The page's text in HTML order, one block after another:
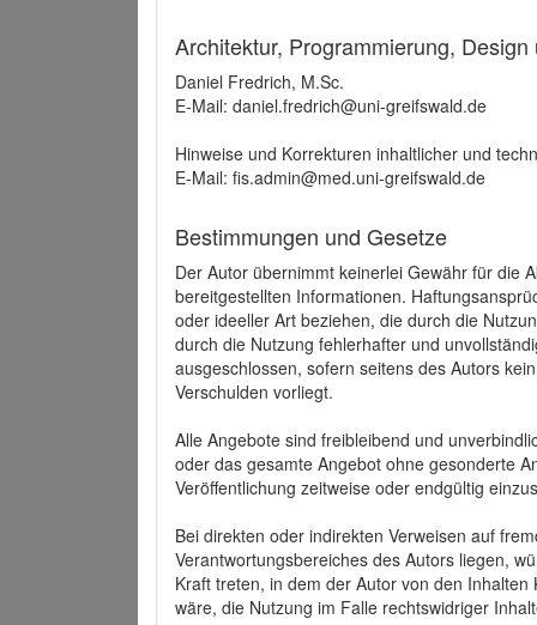
Architektur, Programmierung,
Daniel Fredrich, M.Sc.
E-Mail: daniel.fredrich@uni-greifswald.de
Hinweise und Korrekturen inhaltlicher und
E-Mail: fis.admin@med.uni-greifswald.de
Bestimmungen und Gesetze
Der Autor übernimmt keinerlei Gewähr für die
bereitgestellten Informationen.
oder ideeller Art beziehen, die durch die
durch die Nutzung fehlerhafter und
ausgeschlossen, sofern seitens des Autors
Verschulden vorliegt.
Alle Angebote sind freibleibend und
oder das gesamte Angebot ohne gesonderte
Veröffentlichung zeitweise oder endgültig
Bei direkten oder indirekten Verweisen auf
Verantwortungsbereiches des Autors liegen,
Kraft treten, in dem der Autor von den
wäre, die Nutzung im Falle rechtswidriger